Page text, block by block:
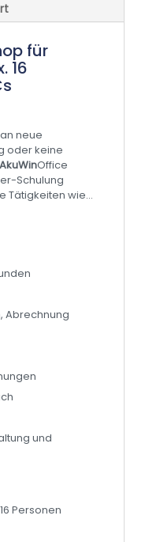
für
16
neue
oder keine
AkuWinOffice
Schulung
Tätigkeiten wie...
Abrechnung
und
Personen